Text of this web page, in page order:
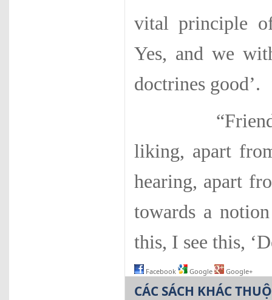
vital principle
Yes, and we
doctrines good’.
“Friend
liking, apart
hearing, apart
towards a
this, I see this,
Facebook Google Google+
CÁC SÁCH KHÁC